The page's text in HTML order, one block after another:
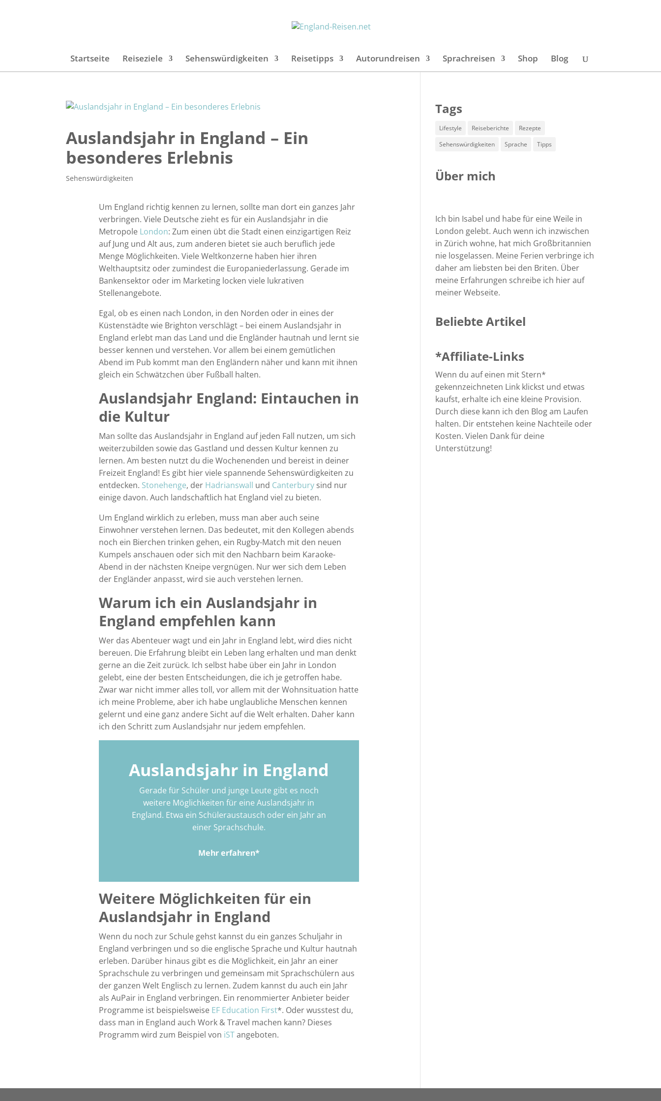
Startseite Reiseziele Sehenswürdigkeiten Reisetipps Autorundreisen Sprachreisen Shop Blog
Auslandsjahr in England – Ein
besonderes Erlebnis
Sehenswürdigkeiten
Um England richtig kennen zu lernen, sollte man dort ein ganzes Jahr
verbringen. Viele Deutsche zieht es für ein Auslandsjahr in die
Metropole London: Zum einen übt die Stadt einen einzigartigen Reiz
auf Jung und Alt aus, zum anderen bietet sie auch beruflich jede
Menge Möglichkeiten. Viele Weltkonzerne haben hier ihren
Welthauptsitz oder zumindest die Europaniederlassung. Gerade im
Bankensektor oder im Marketing locken viele lukrativen
Stellenangebote.
Egal, ob es einen nach London, in den Norden oder in eines der
Küstenstädte wie Brighton verschlägt – bei einem Auslandsjahr in
England erlebt man das Land und die Engländer hautnah und lernt sie
besser kennen und verstehen. Vor allem bei einem gemütlichen
Abend im Pub kommt man den Engländern näher und kann mit ihnen
gleich ein Schwätzchen über Fußball halten.
Auslandsjahr England: Eintauchen in
die Kultur
Man sollte das Auslandsjahr in England auf jeden Fall nutzen, um sich
weiterzubilden sowie das Gastland und dessen Kultur kennen zu
lernen. Am besten nutzt du die Wochenenden und bereist in deiner
Freizeit England! Es gibt hier viele spannende Sehenswürdigkeiten zu
entdecken. Stonehenge, der Hadrianswall und Canterburysind nur
einige davon. Auch landschaftlich hat England viel zu bieten.
Um England wirklich zu erleben, muss man aber auch seine
Einwohner verstehen lernen. Das bedeutet, mit den Kollegen abends
noch ein Bierchen trinken gehen, ein Rugby-Match mit den neuen
Kumpels anschauen oder sich mit den Nachbarn beim Karaoke-
Abend in der nächsten Kneipe vergnügen. Nur wer sich dem Leben
der Engländer anpasst, wird sie auch verstehen lernen.
Warum ich ein Auslandsjahr in
England empfehlen kann
Wer das Abenteuer wagt und ein Jahr in England lebt, wird dies nicht
bereuen. Die Erfahrung bleibt ein Leben lang erhalten und man denkt
gerne an die Zeit zurück. Ich selbst habe über ein Jahr in London
gelebt, eine der besten Entscheidungen, die ich je getroffen habe.
Zwar war nicht immer alles toll, vor allem mit der Wohnsituation hatte
ich meine Probleme, aber ich habe unglaubliche Menschen kennen
gelernt und eine ganz andere Sicht auf die Welt erhalten. Daher kann
ich den Schritt zum Auslandsjahr nur jedem empfehlen.
Auslandsjahr in England
Gerade für Schüler und junge Leute gibt es noch
weitere Möglichkeiten für eine Auslandsjahr in
England. Etwa ein Schüleraustausch oder ein Jahr an
einer Sprachschule.
Mehr erfahren*
Weitere Möglichkeiten für ein
Auslandsjahr in England
Wenn du noch zur Schule gehst kannst du ein ganzes Schuljahr in
England verbringen und so die englische Sprache und Kultur hautnah
erleben. Darüber hinaus gibt es die Möglichkeit, ein Jahr an einer
Sprachschule zu verbringen und gemeinsam mit Sprachschülern aus
der ganzen Welt Englisch zu lernen. Zudem kannst du auch ein Jahr
als AuPair in England verbringen. Ein renommierter Anbieter beider
Programme ist beispielsweise EF Education First*. Oder wusstest du,
dass man in England auch Work & Travel machen kann? Dieses
Programm wird zum Beispiel von iSTangeboten.
Tags
Lifestyle Reiseberichte
Rezepte
Sehenswürdigkeiten
Sprache Tipps
Über mich
Ich bin Isabel und habe für eine Weile in
London gelebt. Auch wenn ich inzwischen
in Zürich wohne, hat mich Großbritannien
nie losgelassen. Meine Ferien verbringe ich
daher am liebsten bei den Briten. Über
meine Erfahrungen schreibe ich hier auf
meiner Webseite.
Beliebte Artikel
*Affiliate-Links
Wenn du auf einen mit Stern*
gekennzeichneten Link klickst und etwas
kaufst, erhalte ich eine kleine Provision.
Durch diese kann ich den Blog am Laufen
halten. Dir entstehen keine Nachteile oder
Kosten. Vielen Dank für deine
Unterstützung!